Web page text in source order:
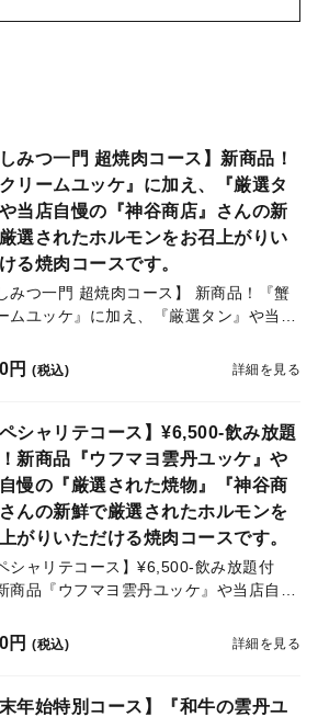
しみつ一門 超焼肉コース】新商品！
クリームユッケ』に加え、『厳選タ
当店自慢の『神谷商店』さんの新
選されたホルモンをお召上がりい
る焼肉コースです。
みつ一門 超焼肉コース】 新商品！『蟹
ムユッケ』に加え、『厳選タン』や当店
『神谷商店』さんの新鮮で厳選されたホ
をお召上がりいただける焼肉コースで
円 (税込) 詳細を見る
ペシャリテコース】¥6,500-飲み放題
新商品『ウフマヨ雲丹ユッケ』や
慢の『厳選された焼物』『神谷商
んの新鮮で厳選されたホルモンを
がりいただける焼肉コースです。
シャリテコース】¥6,500-飲み放題付
商品『ウフマヨ雲丹ユッケ』や当店自慢
選された焼物』『神谷商店』さんの新鮮
されたホルモンをお召上がりいただける
円 (税込) 詳細を見る
末年始特別コース】『和牛の雲丹ユ